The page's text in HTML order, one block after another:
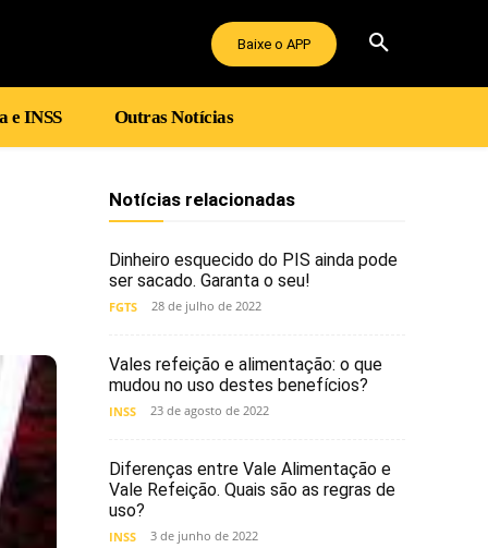
Baixe o APP
e INSS Outras Notícias
Notícias relacionadas
Dinheiro esquecido do PIS ainda pode
ser sacado. Garanta o seu!
FGTS 28 de julho de 2022
Vales refeição e alimentação: o que
mudou no uso destes benefícios?
INSS 23 de agosto de 2022
Diferenças entre Vale Alimentação e
Vale Refeição. Quais são as regras de
uso?
INSS 3 de junho de 2022